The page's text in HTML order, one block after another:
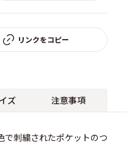
リンクをコピー
ズ 注意事項
で刺繍されたポケットのつ